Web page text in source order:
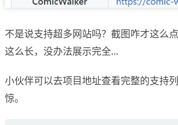
不是说支持超多网站吗？截图咋才这么
这么长，没办法展示完全...
小伙伴可以去项目地址查看完整的支持
惊。